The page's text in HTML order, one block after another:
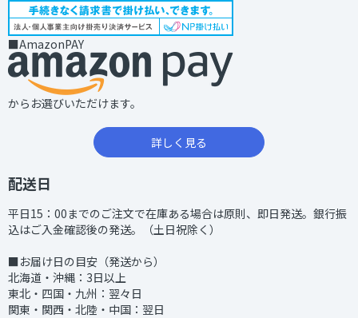
■AmazonPAY
からお選びいただけます。
詳しく見る
配送日
平日15：00までのご注文で在庫ある場合は原則、即日発送。銀行振
込はご入金確認後の発送。（土日祝除く）
■お届け日の目安（発送から）
北海道・沖縄：3日以上
東北・四国・九州：翌々日
関東・関西・北陸・中国：翌日